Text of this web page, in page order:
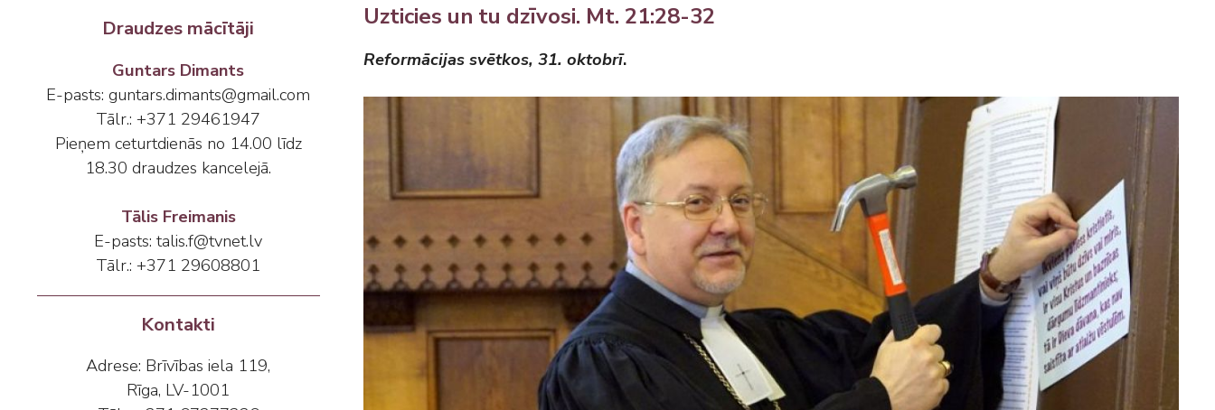
Draudzes mācītāji
Guntars Dimants
E-pasts: guntars.dimants@gmail.com
Tālr.: +371 29461947
Pieņem ceturtdienās no 14.00 līdz
18.30 draudzes kancelejā.
Tālis Freimanis
E-pasts: talis.f@tvnet.lv
Tālr.: +371 29608801
Kontakti
Adrese: Brīvības iela 119,
Rīga, LV-1001
Uzticies un tu dzīvosi. Mt. 21:28-32
Reformācijas svētkos, 31. oktobrī.